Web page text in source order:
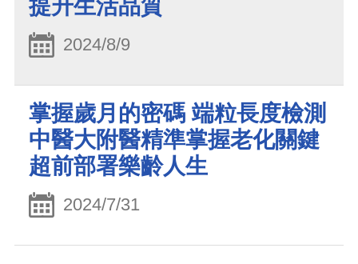
提升生活品質
2024/8/9
掌握歲月的密碼 端粒長度檢測
中醫大附醫精準掌握老化關鍵
超前部署樂齡人生
2024/7/31